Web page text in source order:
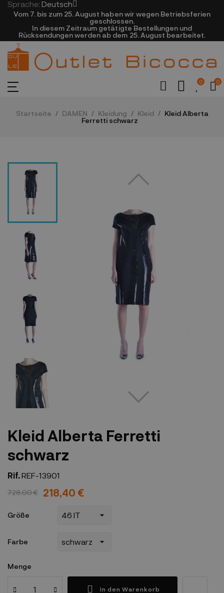
Sprache: Deutsch
Vom 7. bis zum 25. August haben wir wegen Betriebsferien
geschlossen.
In diesem Zeitraum getätigte Bestellungen und
Rücksendungen werden ab dem 25. August bearbeitet.
0 0
Startseite DAMEN Kleidung Kleid
Kleid Alberta
Ferretti schwarz
Kleid Alberta Ferretti
schwarz
Rif.REF-13901
728,00 € 218,40 €
Größe
Farbe
Menge
In den Warenkorb